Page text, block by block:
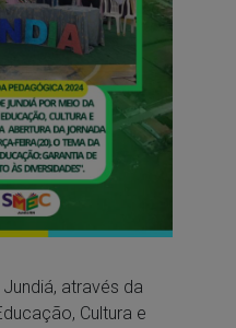
através da
Cultura e